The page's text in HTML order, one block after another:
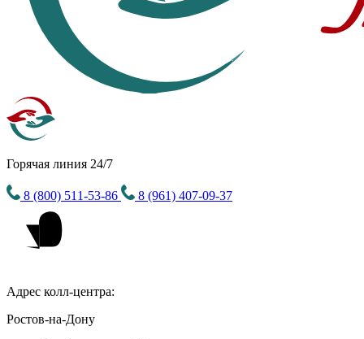
Горячая линия 24/7
8 (800) 511-53-86 8 (961) 407-09-37
Адрес колл-центра:
Ростов-на-Дону